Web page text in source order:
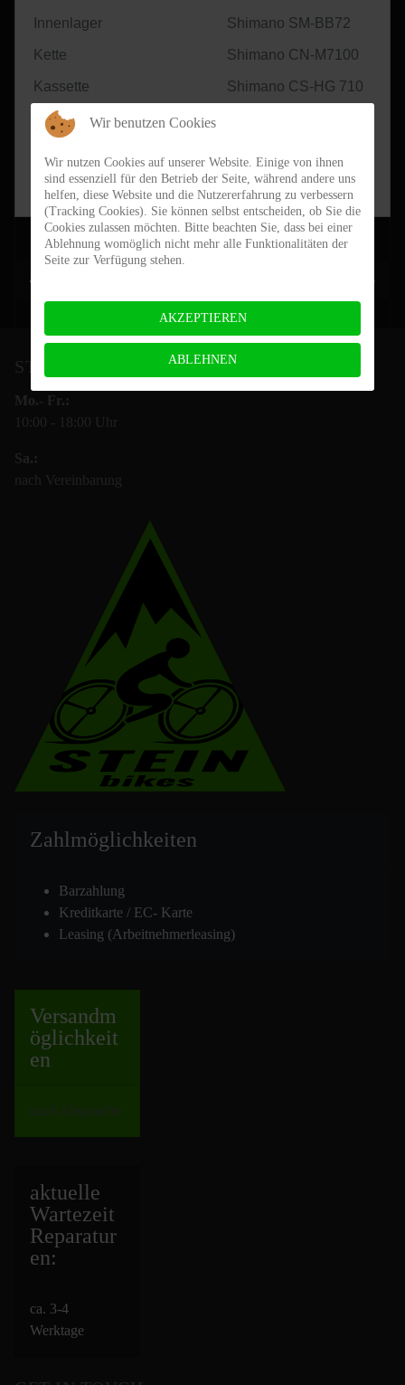
Innenlager Shimano SM-BB72
Kette Shimano CN-M7100
Kassette Shimano CS-HG 710
Laufräder
Preis (19% MwSt.) 1.999,-€
Vorheriger Beitrag: Mauna Kea Endurance Nächster
STEIN-BIKES ÖFFNUNGSZEITEN
Mo.- Fr.:
10:00 - 18:00 Uhr
Sa.:
nach Vereinbarung
Zahlmöglichkeiten
Barzahlung
Kreditkarte / EC- Karte
Leasing (Arbeitnehmerleasing)
Versandm
öglichkeit
en
nach Absprache
aktuelle
Wartezeit
Reparatur
en:
ca. 3-4
Werktage
Wir benutzen Cookies
Wir nutzen Cookies auf unserer Website. Einige von ihnen
sind essenziell für den Betrieb der Seite, während andere uns
helfen, diese Website und die Nutzererfahrung zu verbessern
(Tracking Cookies). Sie können selbst entscheiden, ob Sie die
Cookies zulassen möchten. Bitte beachten Sie, dass bei einer
Ablehnung womöglich nicht mehr alle Funktionalitäten der
Seite zur Verfügung stehen.
AKZEPTIEREN
ABLEHNEN